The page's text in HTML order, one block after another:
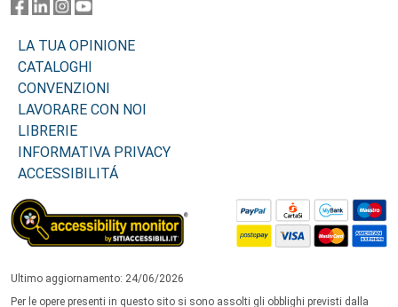
LA TUA OPINIONE
CATALOGHI
CONVENZIONI
LAVORARE CON NOI
LIBRERIE
INFORMATIVA PRIVACY
ACCESSIBILITÁ
Ultimo aggiornamento: 24/06/2026
Per le opere presenti in questo sito si sono assolti gli obblighi previsti dalla